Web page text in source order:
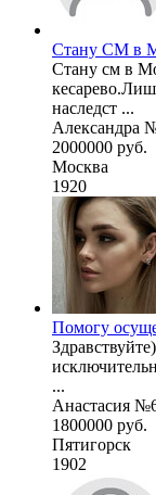
Стану СМ в
Стану см в
наследст ...
Александра
2000000 руб.
Москва
1920
Помогу
...
Анастасия
1800000 руб.
Пятигорск
1902